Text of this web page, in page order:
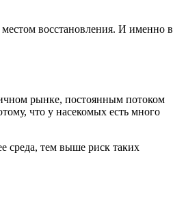
местом восстановления. И именно в
рынке, постоянным потоком
что у насекомых есть много
среда, тем выше риск таких